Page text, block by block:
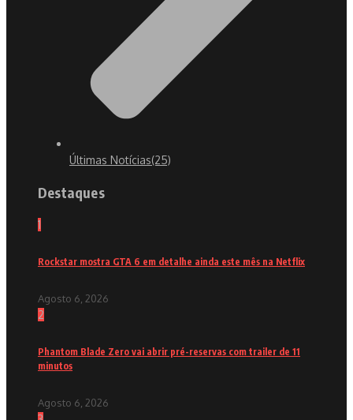
Últimas Notícias(25)
Destaques
1
Rockstar mostra GTA 6 em detalhe ainda este mês na Netflix
Agosto 6, 2026
2
Phantom Blade Zero vai abrir pré-reservas com trailer de 11
minutos
Agosto 6, 2026